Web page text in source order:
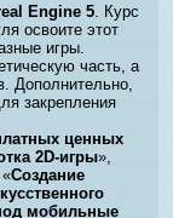
Engine 5 . Курс
освоите этот
игры.
часть, а
Дополнительно,
закрепления
ценных
2D-игры»,
Создание
мобильные